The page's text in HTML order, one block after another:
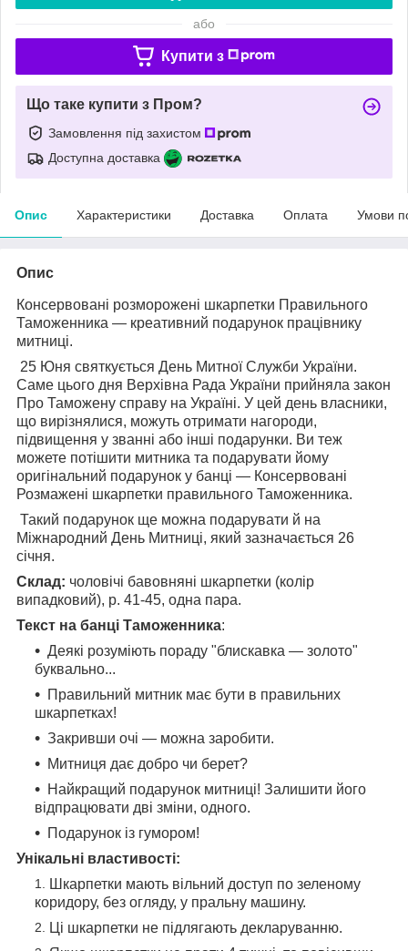
або
Купити з
Що таке купити з Пром?
Замовлення під захистом
Доступна доставка
Опис Характеристики Доставка Оплата Умови
Опис
Консервовані розморожені шкарпетки Правильного
Таможенника — креативний подарунок працівнику
митниці.
25 Юня святкується День Митної Служби України.
Саме цього дня Верхівна Рада України прийняла закон
Про Таможену справу на Україні. У цей день власники,
що вирізнялися, можуть отримати нагороди,
підвищення у званні або інші подарунки. Ви теж
можете потішити митника та подарувати йому
оригінальний подарунок у банці — Консервовані
Розмажені шкарпетки правильного Таможенника.
Такий подарунок ще можна подарувати й на
Міжнародний День Митниці, який зазначається 26
січня.
Склад: чоловічі бавовняні шкарпетки (колір
випадковий), р. 41-45, одна пара.
Текст на банці Таможенника:
Деякі розуміють пораду "блискавка — золото"
буквально...
Правильний митник має бути в правильних
шкарпетках!
Закривши очі — можна заробити.
Митниця дає добро чи берет?
Найкращий подарунок митниці! Залишити його
відпрацювати дві зміни, одного.
Подарунок із гумором!
Унікальні властивості:
Шкарпетки мають вільний доступ по зеленому
коридору, без огляду, у пральну машину.
Ці шкарпетки не підлягають декларуванню.